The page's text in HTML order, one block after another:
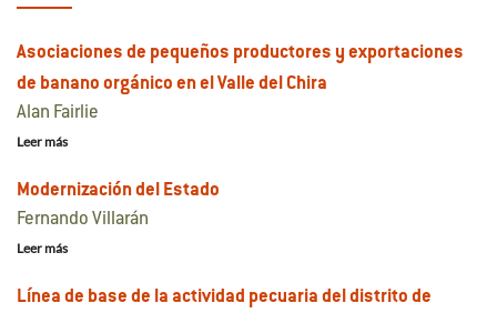
Asociaciones de pequeños productores y exportaciones
de banano orgánico en el Valle del Chira
Alan Fairlie
Leer más
Modernización del Estado
Fernando Villarán
Leer más
Línea de base de la actividad pecuaria del distrito de